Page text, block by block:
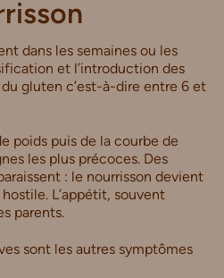
dans les semaines ou les
et l’introduction des
gluten c’est-à-dire entre 6 et
poids puis de la courbe de
les plus précoces. Des
: le nourrisson devient
L’appétit, souvent
parents.
sont les autres symptômes